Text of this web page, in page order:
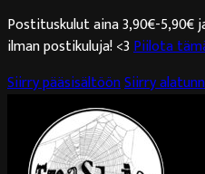
Postituskulut aina 3,90€-5,90€
ilman postikuluja! <3Piilota
Siirry pääsisältöönSiirry